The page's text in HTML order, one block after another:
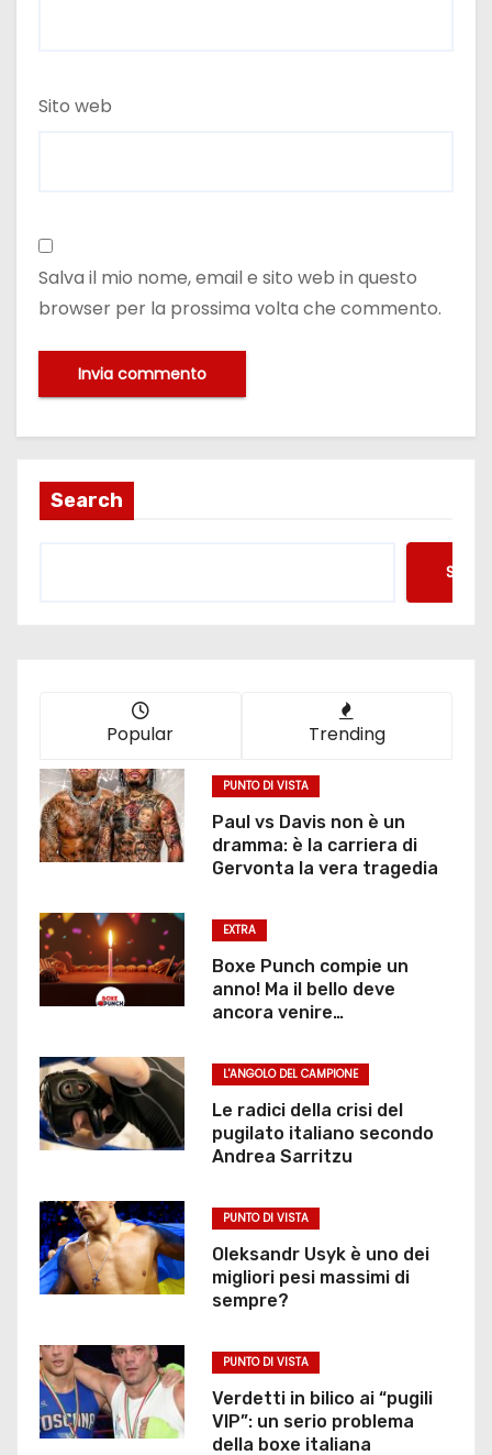
Sito web
Salva il mio nome, email e sito web in questo
browser per la prossima volta che commento.
Search
Popular Trending
PUNTO DI VISTA
Paul vs Davis non è un
dramma: è la carriera di
Gervonta la vera tragedia
EXTRA
Boxe Punch compie un
anno! Ma il bello deve
ancora venire…
L'ANGOLO DEL CAMPIONE
Le radici della crisi del
pugilato italiano secondo
Andrea Sarritzu
PUNTO DI VISTA
Oleksandr Usyk è uno dei
migliori pesi massimi di
sempre?
PUNTO DI VISTA
Verdetti in bilico ai “pugili
VIP”: un serio problema
della boxe italiana